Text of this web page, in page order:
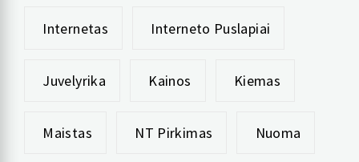
Internetas Interneto Puslapiai
Juvelyrika Kainos Kiemas
Maistas NT Pirkimas Nuoma